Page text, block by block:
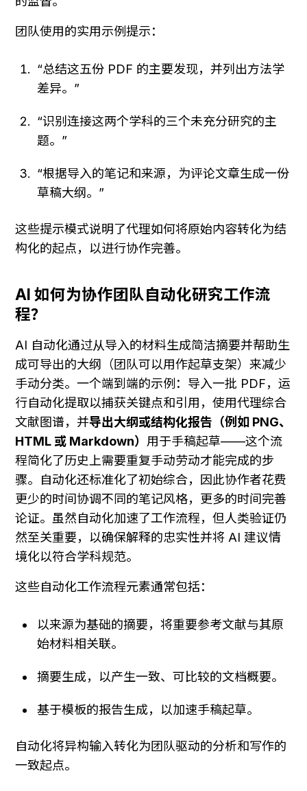
团队使用的实用示例提示：
“总结这五份 PDF 的主要发现，并列出方法学
差异。”
“识别连接这两个学科的三个未充分研究的主
题。”
“根据导入的笔记和来源，为评论文章生成一份
草稿大纲。”
这些提示模式说明了代理如何将原始内容转化为结
构化的起点，以进行协作完善。
AI 如何为协作团队自动化研究工作流
程？
AI 自动化通过从导入的材料生成简洁摘要并帮助生
成可导出的大纲（团队可以用作起草支架）来减少
手动分类。一个端到端的示例：导入一批 PDF，运
行自动化提取以捕获关键点和引用，使用代理综合
文献图谱，并导出大纲或结构化报告（例如 PNG、
HTML 或 Markdown） 用于手稿起草——这个流
程简化了历史上需要重复手动劳动才能完成的步
骤。自动化还标准化了初始综合，因此协作者花费
更少的时间协调不同的笔记风格，更多的时间完善
论证。虽然自动化加速了工作流程，但人类验证仍
然至关重要，以确保解释的忠实性并将 AI 建议情
境化以符合学科规范。
这些自动化工作流程元素通常包括：
以来源为基础的摘要，将重要参考文献与其原
始材料相关联。
摘要生成，以产生一致、可比较的文档概要。
基于模板的报告生成，以加速手稿起草。
自动化将异构输入转化为团队驱动的分析和写作的
一致起点。